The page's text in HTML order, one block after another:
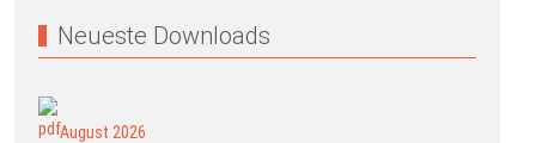
Neueste Downloads
August 2026